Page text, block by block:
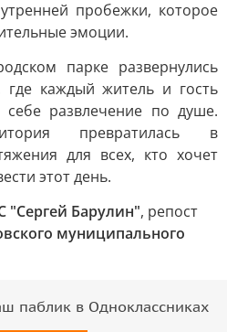
пробежки, которое
эмоции.
парке развернулись
где каждый житель и гость
развлечение по душе.
превратилась в
для всех, кто хочет
этот день.
"Сергей Барулин", репост
муниципального
паблик в Одноклассниках